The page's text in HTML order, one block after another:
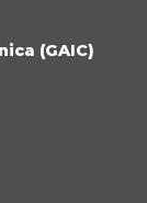
(GAIC)